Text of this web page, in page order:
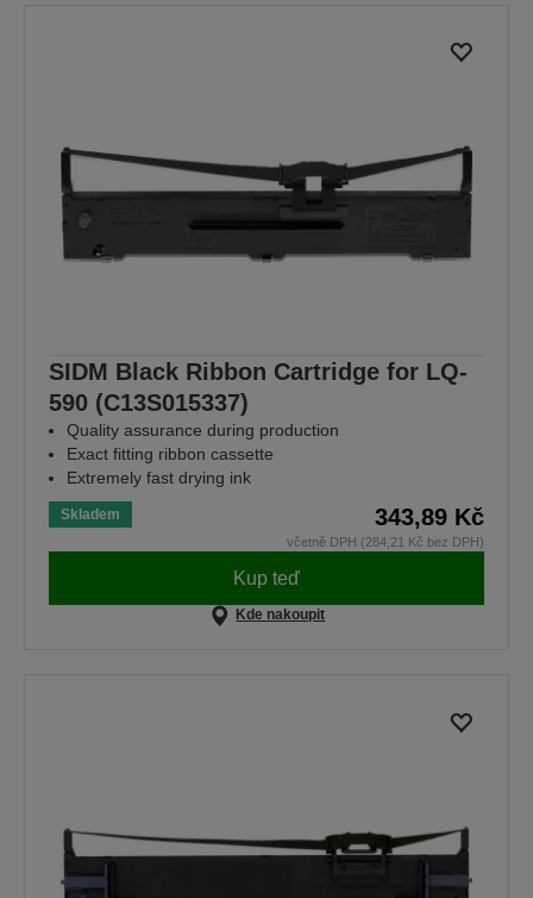
SIDM Black Ribbon Cartridge for LQ-
590 (C13S015337)
Quality assurance during production
Exact fitting ribbon cassette
Extremely fast drying ink
Skladem 343,89 Kč
včetně DPH (284,21 Kč bez DPH)
Kup teď
Kde nakoupit